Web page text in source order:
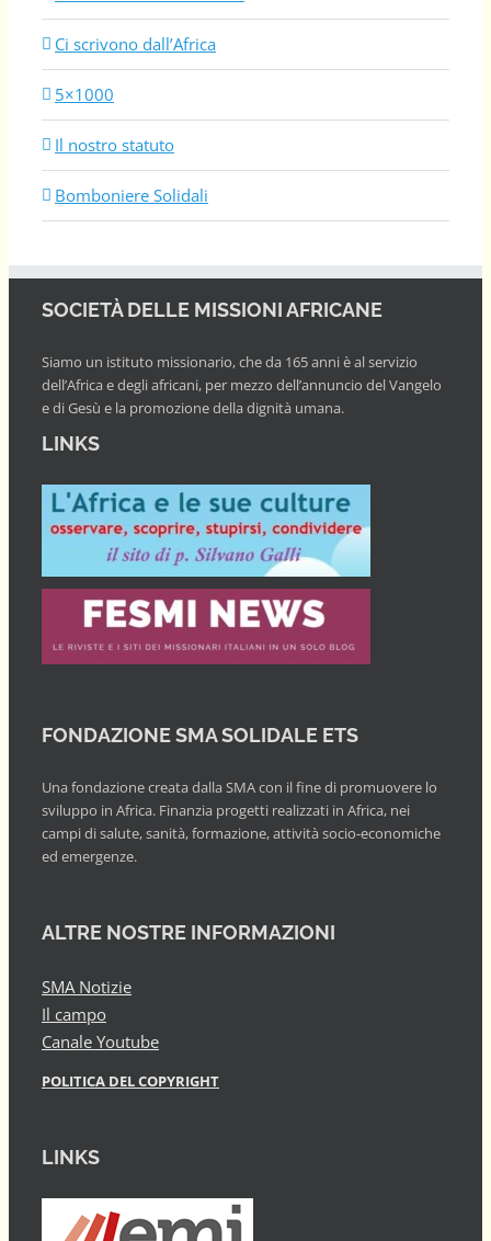
Ci scrivono dall’Africa
5×1000
Il nostro statuto
Bomboniere Solidali
SOCIETÀ DELLE MISSIONI AFRICANE
Siamo un istituto missionario, che da 165 anni è al servizio
dell’Africa e degli africani, per mezzo dell’annuncio del Vangelo
e di Gesù e la promozione della dignità umana.
LINKS
FONDAZIONE SMA SOLIDALE ETS
Una fondazione creata dalla SMA con il fine di promuovere lo
sviluppo in Africa. Finanzia progetti realizzati in Africa, nei
campi di salute, sanità, formazione, attività socio-economiche
ed emergenze.
ALTRE NOSTRE INFORMAZIONI
SMA Notizie
Il campo
Canale Youtube
POLITICA DEL COPYRIGHT
LINKS